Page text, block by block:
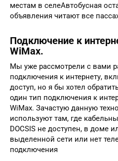
местам в селеАвтобусная
объявления читают все
Подключение к
WiMax.
Мы уже рассмотрели с вами
подключения к интернету,
доступ, но я бы хотел
один тип подключения к
WiMax. Зачастую данную
используют там, где
DOCSIS не доступен, в доме
выделенной сети или нет
подключения